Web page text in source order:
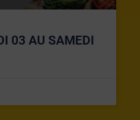
03 AU SAMEDI